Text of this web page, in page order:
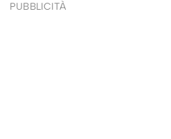
PUBBLICITÀ